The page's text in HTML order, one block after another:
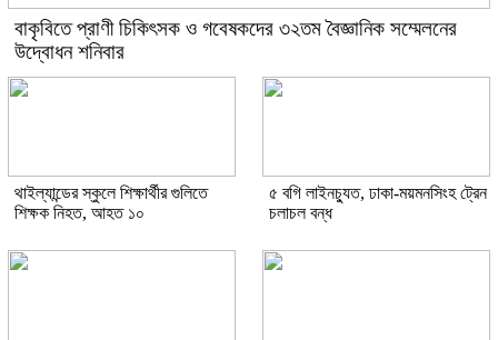
বাকৃবিতে প্রাণী চিকিৎসক ও গবেষকদের ৩২তম বৈজ্ঞানিক সম্মেলনের
উদ্বোধন শনিবার
থাইল্যান্ডের স্কুলে শিক্ষার্থীর গুলিতে
শিক্ষক নিহত, আহত ১০
৫ বগি লাইনচ্যুত, ঢাকা-ময়মনসিংহ ট্রেন
চলাচল বন্ধ